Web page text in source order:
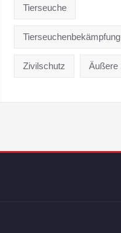
Tierseuche
Tierseuchenbekämpfung
Zivilschutz Äußere